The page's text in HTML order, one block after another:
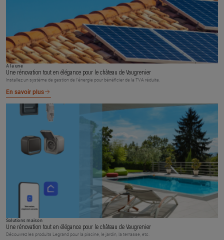
À la une
Une rénovation tout en élégance pour le château de Vaugrenier
Installez un système de gestion de l’énergie pour bénéficier de la TVA réduite.
En savoir plus
Solutions maison
Une rénovation tout en élégance pour le château de Vaugrenier
Découvrez les produits Legrand pour la piscine, le jardin, la terrasse, etc.